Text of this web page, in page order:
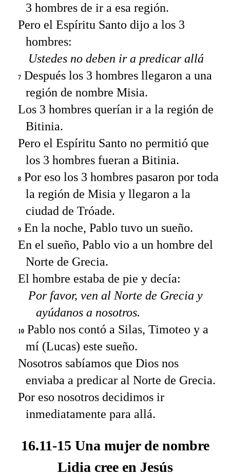
3 hombres de ir a esa región.
Pero el Espíritu Santo dijo a los 3
hombres:
Ustedes no deben ir a predicar allá
7 Después los 3 hombres llegaron a una
región de nombre Misia.
Los 3 hombres querían ir a la región de
Bitinia.
Pero el Espíritu Santo no permitió que
los 3 hombres fueran a Bitinia.
8 Por eso los 3 hombres pasaron por toda
la región de Misia y llegaron a la
ciudad de Tróade.
9 En la noche, Pablo tuvo un sueño.
En el sueño, Pablo vio a un hombre del
Norte de Grecia.
El hombre estaba de pie y decía:
Por favor, ven al Norte de Grecia y
ayúdanos a nosotros.
10 Pablo nos contó a Silas, Timoteo y a
mí (Lucas) este sueño.
Nosotros sabíamos que Dios nos
enviaba a predicar al Norte de Grecia.
Por eso nosotros decidimos ir
inmediatamente para allá.
16.11-15 Una mujer de nombre
Lidia cree en Jesús